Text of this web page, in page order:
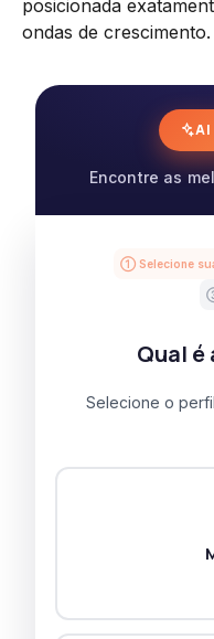
posicionada
ondas de crescimento.
AI
Encontre as
① Selecione
Qual é
Selecione o